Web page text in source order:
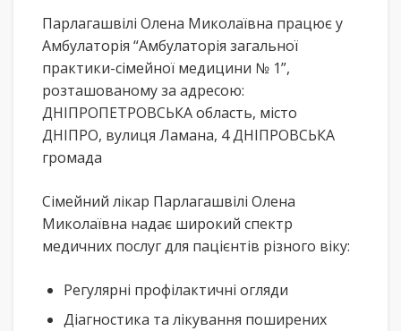
Парлагашвілі Олена Миколаївна працює у
Амбулаторія “Амбулаторія загальної
практики-сімейної медицини № 1”,
розташованому за адресою:
ДНІПРОПЕТРОВСЬКА область, місто
ДНІПРО, вулиця Ламана, 4 ДНІПРОВСЬКА
громада
Сімейний лікар Парлагашвілі Олена
Миколаївна надає широкий спектр
медичних послуг для пацієнтів різного віку:
Регулярні профілактичні огляди
Діагностика та лікування поширених